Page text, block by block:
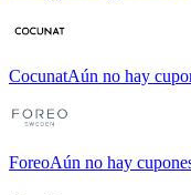
CocunatAún no hay
ForeoAún no hay